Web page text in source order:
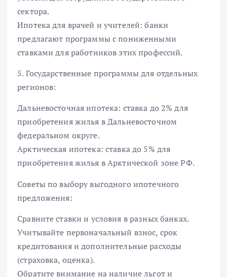
сектора.
Ипотека для врачей и учителей: банки
предлагают программы с пониженными
ставками для работников этих профессий.
5. Государственные программы для отдельных
регионов:
Дальневосточная ипотека: ставка до 2% для
приобретения жилья в Дальневосточном
федеральном округе.
Арктическая ипотека: ставка до 5% для
приобретения жилья в Арктической зоне РФ.
Советы по выбору выгодного ипотечного
предложения:
Сравните ставки и условия в разных банках.
Учитывайте первоначальный взнос, срок
кредитования и дополнительные расходы
(страховка, оценка).
Обратите внимание на наличие льгот и